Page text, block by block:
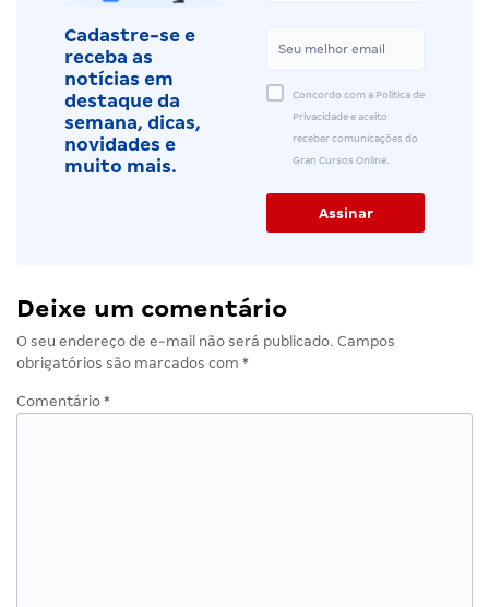
Cadastre-se e
receba as
notícias em
destaque da
semana, dicas,
novidades e
muito mais.
Concordo com a Política de
Privacidade e aceito
receber comunicações do
Gran Cursos Online.
Deixe um comentário
O seu endereço de e-mail não será publicado. Campos
obrigatórios são marcados com *
Comentário *